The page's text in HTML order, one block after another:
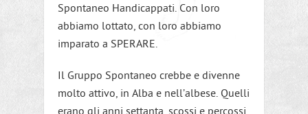
Spontaneo Handicappati. Con loro
abbiamo lottato, con loro abbiamo
imparato a SPERARE.
Il Gruppo Spontaneo crebbe e divenne
molto attivo, in Alba e nell’albese. Quelli